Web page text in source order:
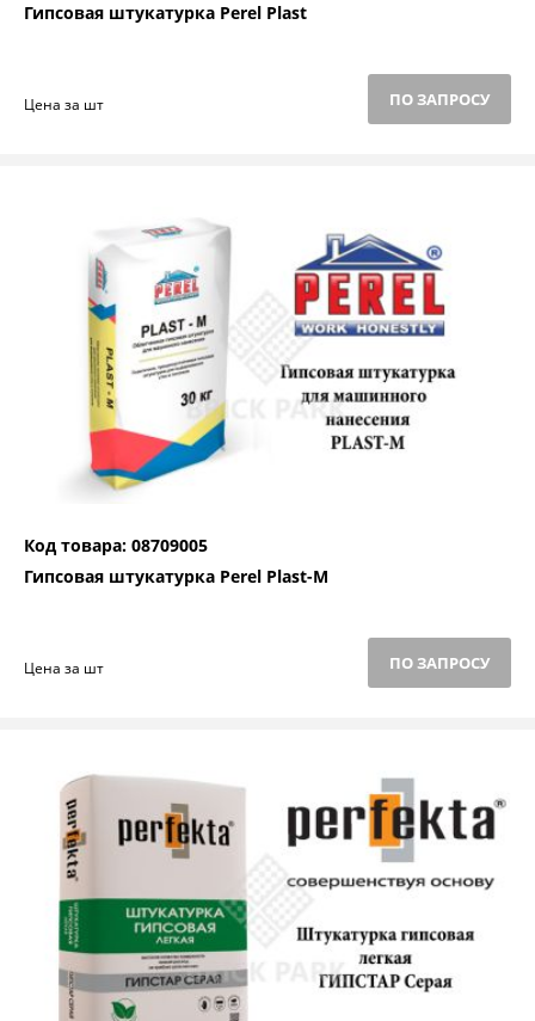
Гипсовая штукатурка Perel Plast
Цена за шт ПО ЗАПРОСУ
Код товара: 08709005
Гипсовая штукатурка Perel Plast-M
Цена за шт ПО ЗАПРОСУ